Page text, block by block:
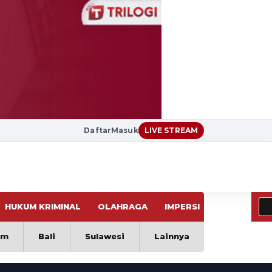
DaftarMasuk LIVE STREAM
HUKUM KRIMINAL OLAHRAGA IMPERSI
Bali Sulawesi Lainnya